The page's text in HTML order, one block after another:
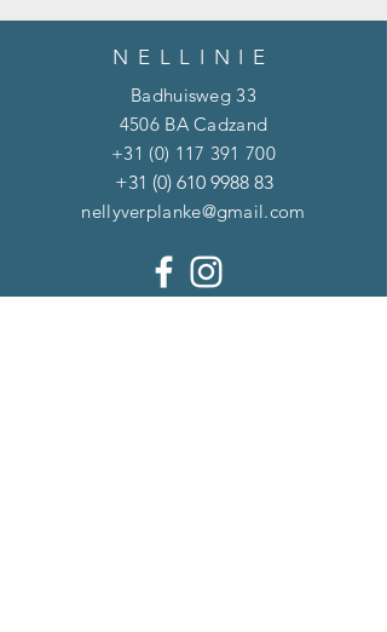
NELLINIE
Badhuisweg 33
4506 BA Cadzand
+31 (0) 117 391 700
+31 (0) 610 9988 83
nellyverplanke@gmail.com